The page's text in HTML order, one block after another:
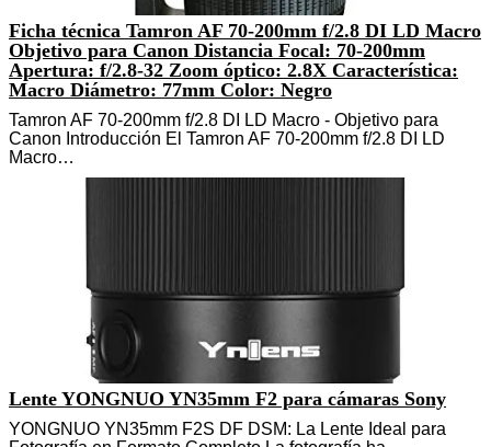
Ficha técnica Tamron AF 70-200mm f/2.8 DI LD Macro
Objetivo para Canon Distancia Focal: 70-200mm
Apertura: f/2.8-32 Zoom óptico: 2.8X Característica:
Macro Diámetro: 77mm Color: Negro
Tamron AF 70-200mm f/2.8 DI LD Macro - Objetivo para
Canon Introducción El Tamron AF 70-200mm f/2.8 DI LD
Macro…
Lente YONGNUO YN35mm F2 para cámaras Sony
YONGNUO YN35mm F2S DF DSM: La Lente Ideal para